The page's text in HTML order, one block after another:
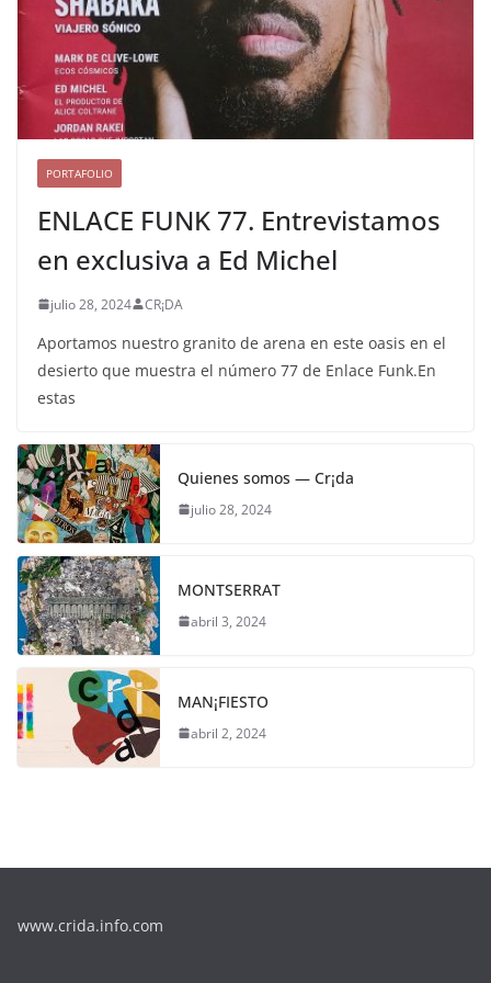
PORTAFOLIO
ENLACE FUNK 77. Entrevistamos
en exclusiva a Ed Michel
julio 28, 2024 CR¡DA
Aportamos nuestro granito de arena en este oasis en el
desierto que muestra el número 77 de Enlace Funk.En
estas
Quienes somos — Cr¡da
julio 28, 2024
MONTSERRAT
abril 3, 2024
MAN¡FIESTO
abril 2, 2024
www.crida.info.com